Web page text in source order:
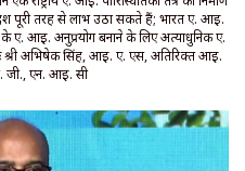
पूरी तरह से लाभ उठा सकते हैं; भारत ए. आई.
आई. अनुप्रयोग बनाने के लिए अत्याधुनिक ए.
श्री अभिषेक सिंह, आई. ए. एस, अतिरिक्त आई.
जी., एन. आई. सी